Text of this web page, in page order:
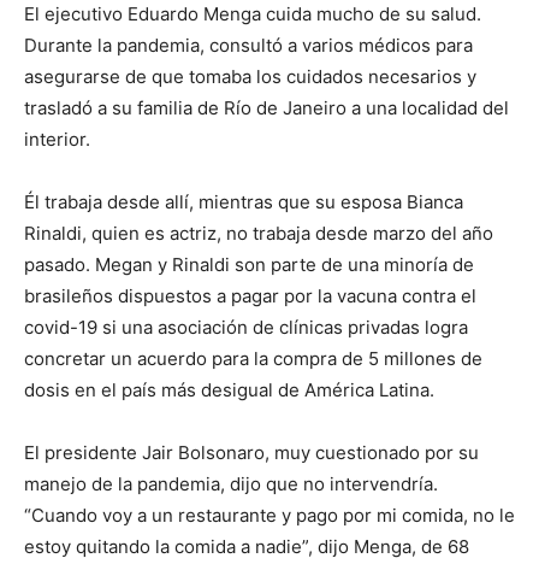
El ejecutivo Eduardo Menga cuida mucho de su salud.
Durante la pandemia, consultó a varios médicos para
asegurarse de que tomaba los cuidados necesarios y
trasladó a su familia de Río de Janeiro a una localidad del
interior.
Él trabaja desde allí, mientras que su esposa Bianca
Rinaldi, quien es actriz, no trabaja desde marzo del año
pasado. Megan y Rinaldi son parte de una minoría de
brasileños dispuestos a pagar por la vacuna contra el
covid-19 si una asociación de clínicas privadas logra
concretar un acuerdo para la compra de 5 millones de
dosis en el país más desigual de América Latina.
El presidente Jair Bolsonaro, muy cuestionado por su
manejo de la pandemia, dijo que no intervendría.
“Cuando voy a un restaurante y pago por mi comida, no le
estoy quitando la comida a nadie”, dijo Menga, de 68